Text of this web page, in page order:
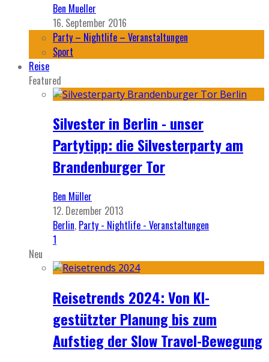
Ben Mueller
16. September 2016
Party – Nightlife – Veranstaltungen
Sport
Reise
Featured
Silvester in Berlin - unser
Partytipp: die Silvesterparty am
Brandenburger Tor
Ben Müller
12. Dezember 2013
Berlin, Party - Nightlife - Veranstaltungen
1
Neu
Reisetrends 2024: Von KI-
gestützter Planung bis zum
Aufstieg der Slow Travel-Bewegung